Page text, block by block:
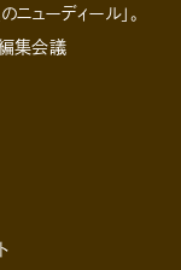
ューディール」。
集会議